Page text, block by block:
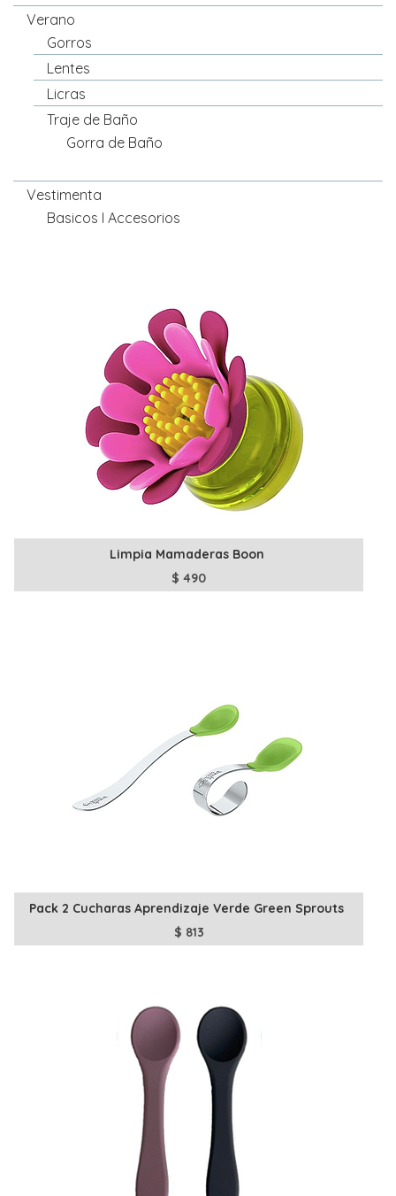
Verano
Gorros
Lentes
Licras
Traje de Baño
Gorra de Baño
Vestimenta
Basicos I Accesorios
Limpia Mamaderas Boon
$490
Pack 2 Cucharas Aprendizaje Verde Green Sprouts
$ 813